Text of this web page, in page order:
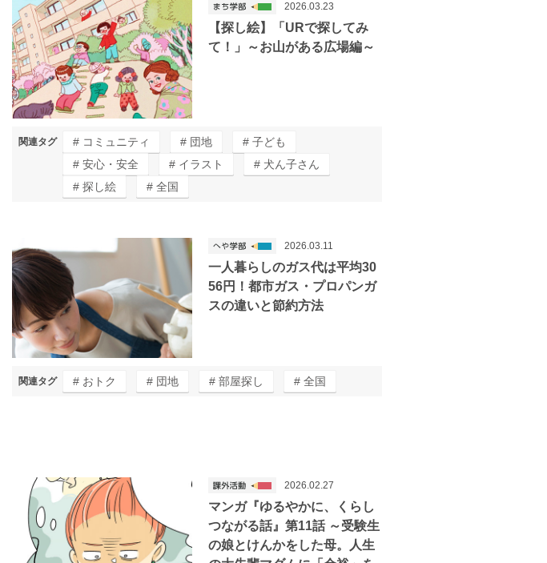
【探し絵】「URで探してみ
て！」～お山がある広場編～
2026.03.23
関連タグ コミュニティ 団地
子ども
安心・安全
イラスト
犬ん子さん
探し絵
全国
一人暮らしのガス代は平均30
56円！都市ガス・プロパンガ
スの違いと節約方法
2026.03.11
関連タグ おトク 団地 部屋探し 全国
マンガ『ゆるやかに、くらし
つながる話』第11話 ～受験生
の娘とけんかをした母。人生
2026.02.27